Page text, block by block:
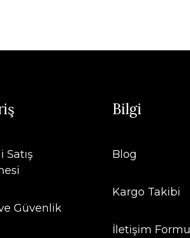
Satış
Güvenlik
Bilgi
Blog
Kargo Takibi
İletişim Formu